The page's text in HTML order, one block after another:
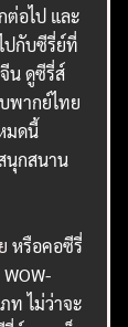
ต่อไป และ
ปกับซีรี่ย์ที่
น ดูซีรี่ส์
พากย์ไทย
มดนี้
นุกสนาน
หรือคอซีรี่
ท ไม่ว่าจะ